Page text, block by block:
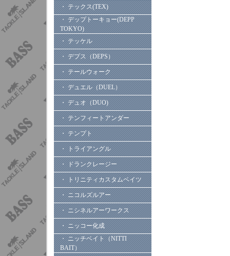
・ テックス(TEX)
・ デップトーキョー(DEPP
TOKYO)
・ テッケル
・ デプス（DEPS）
・ テールウォーク
・ デュエル（DUEL）
・ デュオ（DUO)
・ テンフィートアンダー
・ テンプト
・ トライアングル
・ ドランクレージー
・ トリニティカスタムベイツ
・ ニコルズルアー
・ ニシネルアーワークス
・ ニッコー化成
・ ニッチベイト（NITTI
BAIT）